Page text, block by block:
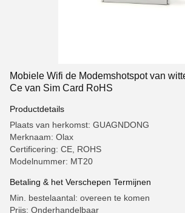
Mobiele Wifi de Modemshotspot van
Ce van Sim Card RoHS
Productdetails
Plaats van herkomst: GUAGNDONG
Merknaam: Olax
Certificering: CE, ROHS
Modelnummer: MT20
Betaling & het Verschepen Termijnen
Min. bestelaantal: overeen te komen
Prijs: Onderhandelbaar